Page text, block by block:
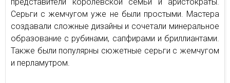
Серьги с жемчугом уже не были простыми. Мастера
создавали сложные дизайны и сочетали минеральное
образование с рубинами, сапфирами и бриллиантами.
Также были популярны сюжетные серьги с жемчугом
и перламутром.